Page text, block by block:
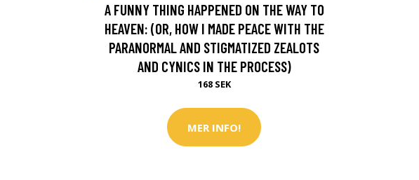
A FUNNY THING HAPPENED ON THE WAY TO
HEAVEN: (OR, HOW I MADE PEACE WITH THE
PARANORMAL AND STIGMATIZED ZEALOTS
AND CYNICS IN THE PROCESS)
168 SEK
MER INFO!